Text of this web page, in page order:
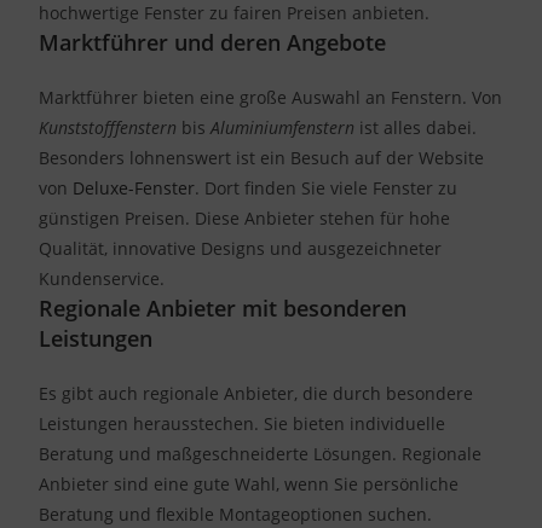
hochwertige Fenster zu fairen Preisen anbieten.
Marktführer und deren Angebote
Marktführer bieten eine große Auswahl an Fenstern. Von
Kunststofffenstern bisAluminiumfenstern ist alles dabei.
Besonders lohnenswert ist ein Besuch auf der Website
von Deluxe-Fenster. Dort finden Sie viele Fenster zu
günstigen Preisen. Diese Anbieter stehen für hohe
Qualität, innovative Designs und ausgezeichneter
Kundenservice.
Regionale Anbieter mit besonderen
Leistungen
Es gibt auch regionale Anbieter, die durch besondere
Leistungen herausstechen. Sie bieten individuelle
Beratung und maßgeschneiderte Lösungen. Regionale
Anbieter sind eine gute Wahl, wenn Sie persönliche
Beratung und flexible Montageoptionen suchen.